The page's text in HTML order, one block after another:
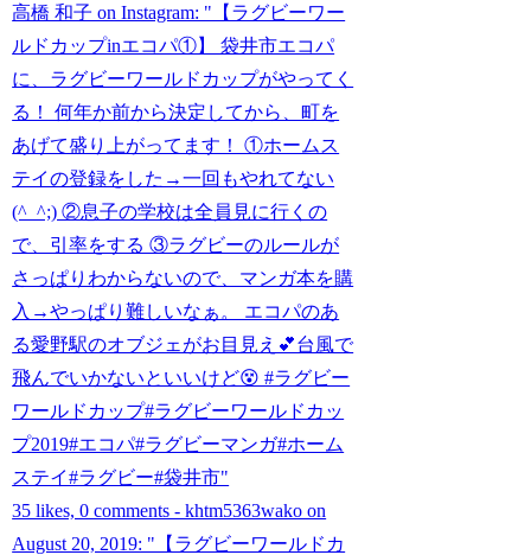
高橋 和子 on Instagram: "【ラグビーワー
ルドカップinエコパ①】 袋井市エコパ
に、ラグビーワールドカップがやってく
る！ 何年か前から決定してから、町を
あげて盛り上がってます！ ①ホームス
テイの登録をした→一回もやれてない
(^_^;) ②息子の学校は全員見に行くの
で、引率をする ③ラグビーのルールが
さっぱりわからないので、マンガ本を購
入→やっぱり難しいなぁ。 エコパのあ
る愛野駅のオブジェがお目見え💕台風で
飛んでいかないといいけど😵 #ラグビー
ワールドカップ#ラグビーワールドカッ
プ2019#エコパ#ラグビーマンガ#ホーム
ステイ#ラグビー#袋井市"
35 likes, 0 comments - khtm5363wako on
August 20, 2019: "【ラグビーワールドカ